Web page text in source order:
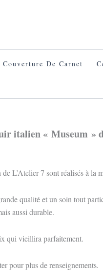
Couverture De Carnet
italien « Museum »
L’Atelier 7 sont réalisés à la
qualité et un soin tout
aussi durable.
qui vieillira parfaitement.
pour plus de renseignements.